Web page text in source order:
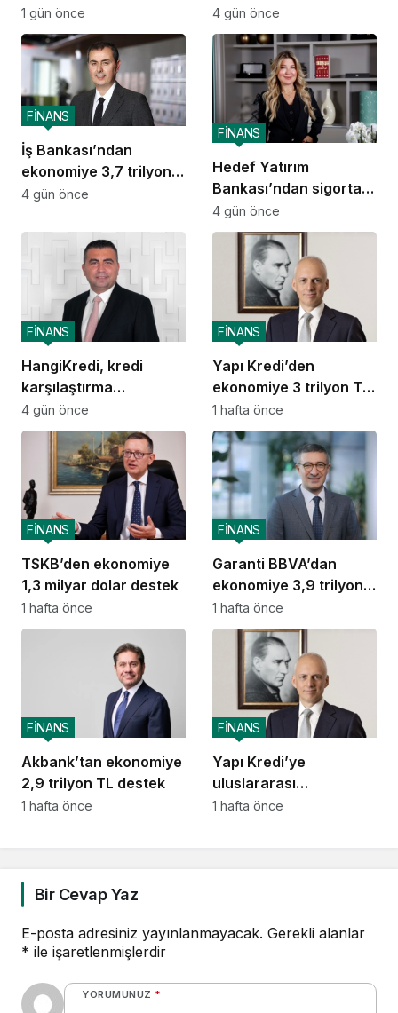
TL destek
1 gün önce
TL destek
4 gün önce
İş Bankası’ndan
ekonomiye 3,7 trilyon
TL destek
FİNANS
4 gün önce
Hedef Yatırım
Bankası’ndan sigorta
ve emeklilik alanında
stratejik iş birliği
FİNANS
4 gün önce
HangiKredi, kredi
karşılaştırma
deneyimini ChatGPT’ye
taşıdı
FİNANS
4 gün önce
Yapı Kredi’den
ekonomiye 3 trilyon TL
destek
FİNANS
1 hafta önce
TSKB’den ekonomiye
1,3 milyar dolar destek
FİNANS
1 hafta önce
Garanti BBVA’dan
ekonomiye 3,9 trilyon
TL destek
FİNANS
1 hafta önce
Akbank’tan ekonomiye
2,9 trilyon TL destek
FİNANS
1 hafta önce
Yapı Kredi’ye
uluslararası
piyasalardan 414
FİNANS
1 hafta önce
Bir Cevap Yaz
E-posta adresiniz yayınlanmayacak. Gerekli alanlar
* ile işaretlenmişlerdir
YORUMUNUZ *